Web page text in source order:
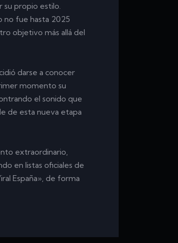
su propio estilo.
no fue hasta 2025
objetivo más allá del
darse a conocer
momento su
el sonido que
de esta nueva etapa
extraordinario,
en listas oficiales de
España», de forma